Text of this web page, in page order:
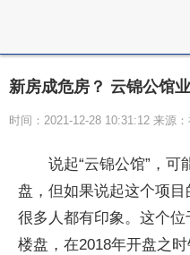
新房成危房？ 云锦公馆
时间：2021-12-28 10:31:12 来源
说起“云锦公馆”，
盘，但如果说起这个项目
很多人都有印象。这个
楼盘，在2018年开盘之